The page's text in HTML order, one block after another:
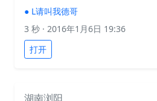
● L请叫我德哥
3 秒 · 2016年1月6日 19:36
打开
湖南浏阳